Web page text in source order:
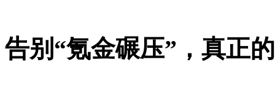
告别“氪金碾压”，真正